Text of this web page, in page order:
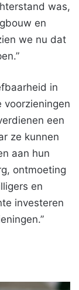
was,
en
we nu dat
in
voorzieningen
een
ze kunnen
aan hun
ontmoeting
en
investeren